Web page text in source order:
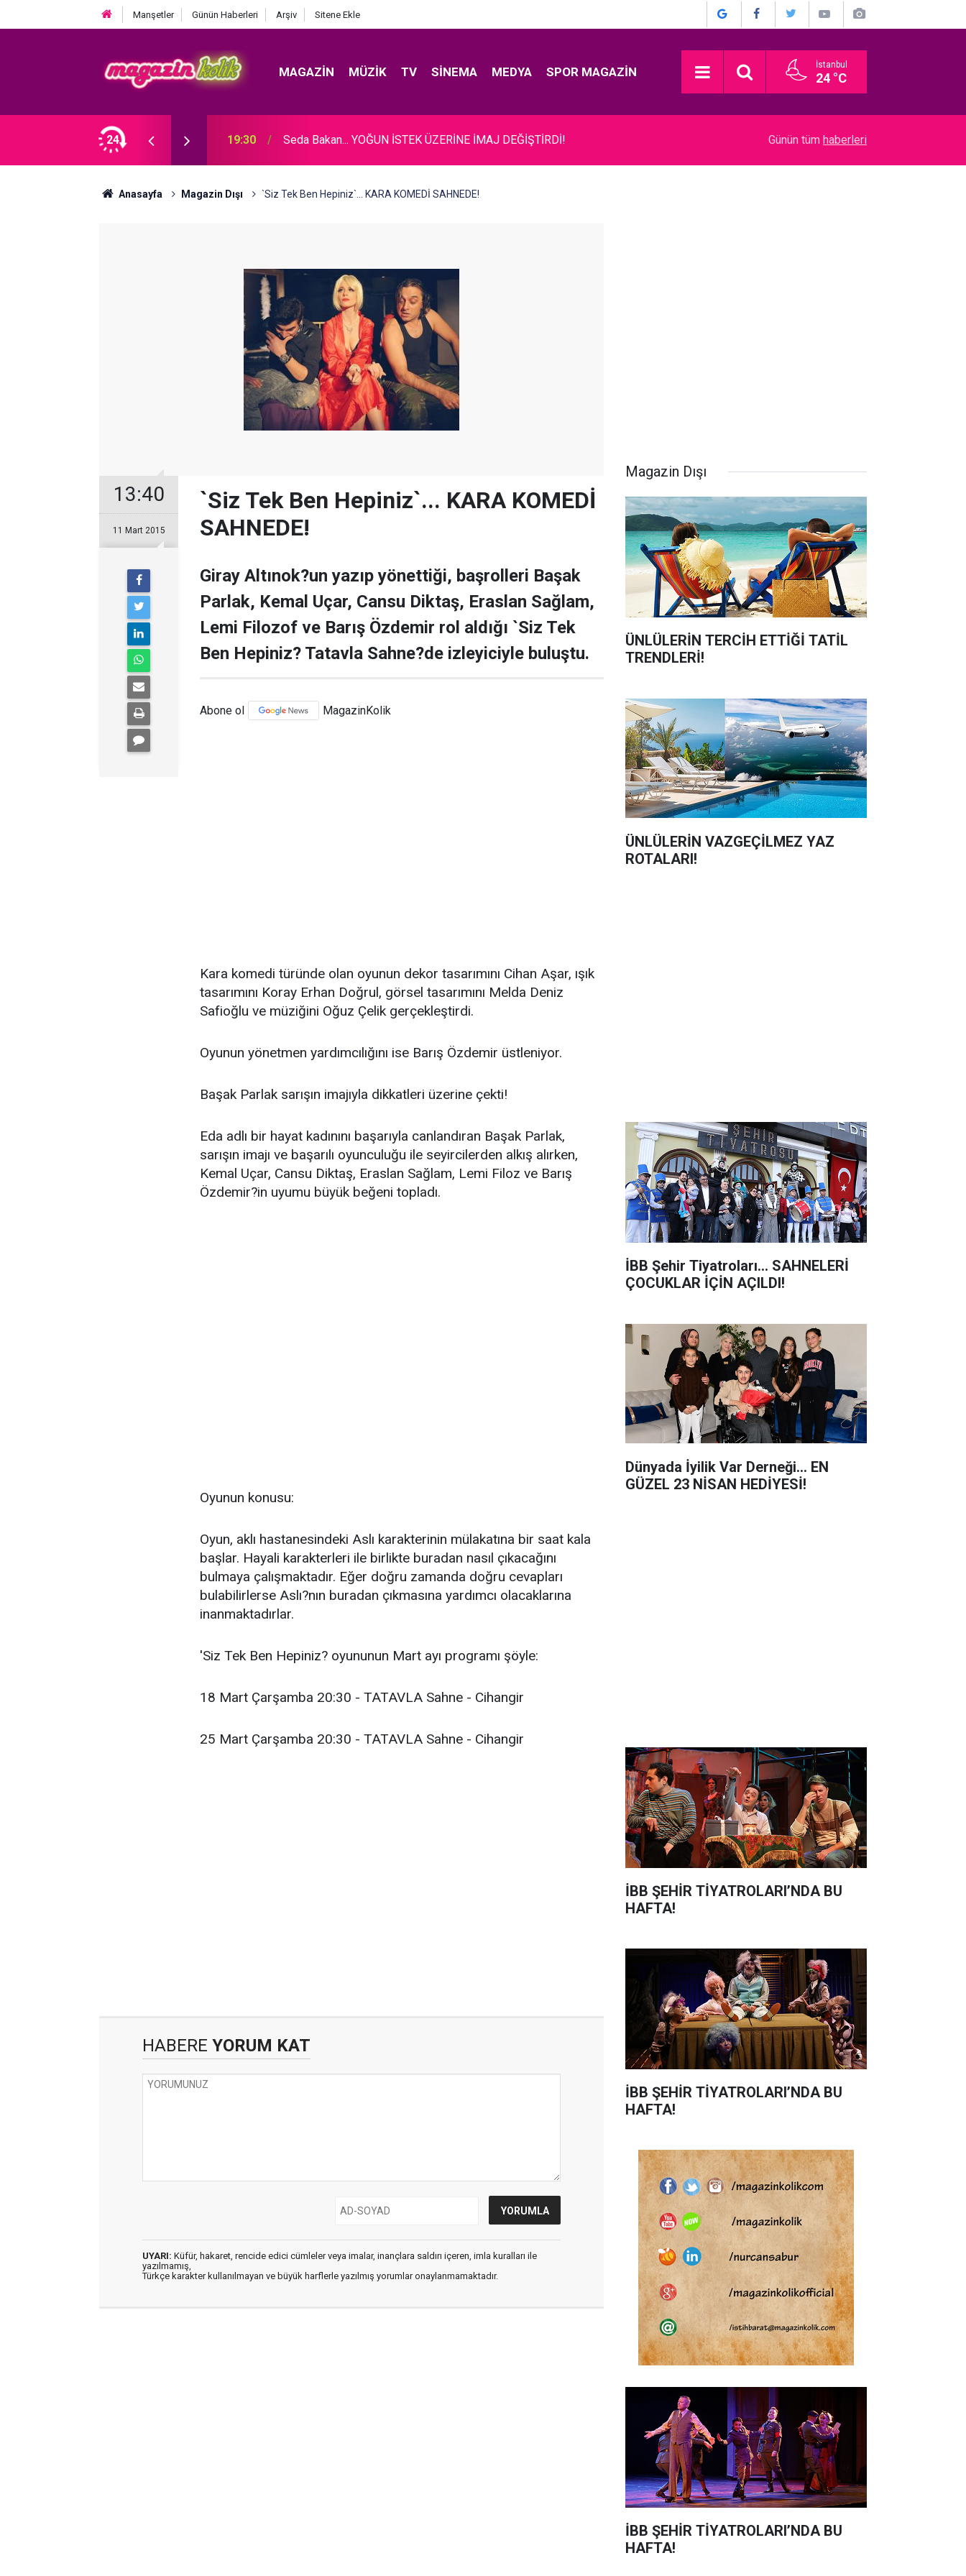
Manşetler Günün Haberleri Arşiv Sitene Ekle
MAGAZIN MÜZIK TV SINEMA MEDYA SPOR MAGAZIN İstanbul
24 °C
24
ALMANYA ÇEKİMLERİNDEN İLK
19:30 Seda Bakan... YOĞUN İSTEK ÜZERİNE İMAJ DEĞİŞTİRDİ! Tarık Pabuççuoğlu… AMELİYAT OLDU!
Günün tüm haberleri
Anasayfa Magazin Dışı `Siz Tek Ben Hepiniz`... KARA KOMEDİ SAHNEDE!
13:40
11 Mart 2015
`Siz Tek Ben Hepiniz`... KARA KOMEDİ
SAHNEDE!
Giray Altınok?un yazıp yönettiği, başrolleri Başak
Parlak, Kemal Uçar, Cansu Diktaş, Eraslan Sağlam,
Lemi Filozof ve Barış Özdemir rol aldığı `Siz Tek
Ben Hepiniz? Tatavla Sahne?de izleyiciyle buluştu.
Abone ol MagazinKolik
Kara komedi türünde olan oyunun dekor tasarımını Cihan Aşar, ışık
tasarımını Koray Erhan Doğrul, görsel tasarımını Melda Deniz
Safioğlu ve müziğini Oğuz Çelik gerçekleştirdi.
Oyunun yönetmen yardımcılığını ise Barış Özdemir üstleniyor.
Başak Parlak sarışın imajıyla dikkatleri üzerine çekti!
Eda adlı bir hayat kadınını başarıyla canlandıran Başak Parlak,
sarışın imajı ve başarılı oyunculuğu ile seyircilerden alkış alırken,
Kemal Uçar, Cansu Diktaş, Eraslan Sağlam, Lemi Filoz ve Barış
Özdemir?in uyumu büyük beğeni topladı.
Oyunun konusu:
Oyun, aklı hastanesindeki Aslı karakterinin mülakatına bir saat kala
başlar. Hayali karakterleri ile birlikte buradan nasıl çıkacağını
bulmaya çalışmaktadır. Eğer doğru zamanda doğru cevapları
bulabilirlerse Aslı?nın buradan çıkmasına yardımcı olacaklarına
inanmaktadırlar.
'Siz Tek Ben Hepiniz? oyununun Mart ayı programı şöyle:
18 Mart Çarşamba 20:30 - TATAVLA Sahne - Cihangir
25 Mart Çarşamba 20:30 - TATAVLA Sahne - Cihangir
HABERE YORUM KAT
UYARI: Küfür, hakaret, rencide edici cümleler veya imalar, inançlara saldırı içeren, imla kuralları ile
yazılmamış,
Türkçe karakter kullanılmayan ve büyük harflerle yazılmış yorumlar onaylanmamaktadır.
Magazin Dışı
ÜNLÜLERİN TERCİH ETTİĞİ TATİL
TRENDLERİ!
ÜNLÜLERİN VAZGEÇİLMEZ YAZ
ROTALARI!
İBB Şehir Tiyatroları... SAHNELERİ
ÇOCUKLAR İÇİN AÇILDI!
Dünyada İyilik Var Derneği... EN
GÜZEL 23 NİSAN HEDİYESİ!
İBB ŞEHİR TİYATROLARI’NDA BU
HAFTA!
İBB ŞEHİR TİYATROLARI’NDA BU
HAFTA!
İBB ŞEHİR TİYATROLARI’NDA BU
HAFTA!